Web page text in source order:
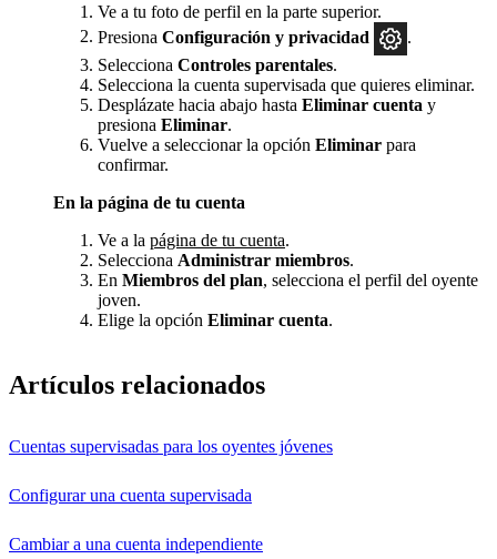
Ve a tu foto de perfil en la parte superior.
Presiona Configuración y privacidad
.
Selecciona Controles parentales.
Selecciona la cuenta supervisada que quieres eliminar.
Desplázate hacia abajo hasta Eliminar cuenta y
presiona Eliminar.
Vuelve a seleccionar la opción Eliminar para
confirmar.
En la página de tu cuenta
Ve a la página de tu cuenta.
Selecciona Administrar miembros.
En Miembros del plan, selecciona el perfil del oyente
joven.
Elige la opción Eliminar cuenta.
Artículos relacionados
Cuentas supervisadas para los oyentes jóvenes
Configurar una cuenta supervisada
Cambiar a una cuenta independiente